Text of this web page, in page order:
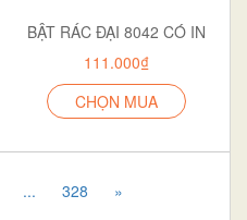
BẬT RÁC ĐẠI 8042 CÓ IN
111.000₫
CHỌN MUA
... 328 »